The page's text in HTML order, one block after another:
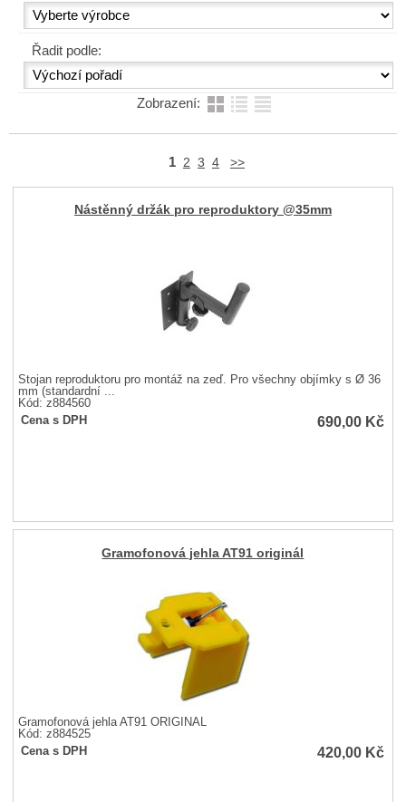
Řadit podle:
Zobrazení:
1 2 3 4 >>
Nástěnný držák pro reproduktory @35mm
Stojan reproduktoru pro montáž na zeď. Pro všechny objímky s Ø 36
mm (standardní ...
Kód: z884560
Cena s DPH
690,00 Kč
Gramofonová jehla AT91 originál
Gramofonová jehla AT91 ORIGINÁL
Kód: z884525
Cena s DPH
420,00 Kč